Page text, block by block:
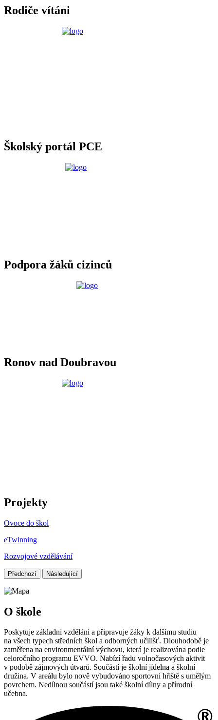
Rodiče vítáni
Školský portál PCE
Podpora žáků cizinců
Ronov nad Doubravou
Projekty
Ovoce do škol
eTwinning
Rozvojové vzdělávání
Předchozí Následující
O škole
Poskytuje základní vzdělání a připravuje žáky k dalšímu studiu
na všech typech středních škol a odborných učilišť. Dlouhodobě je
zaměřena na environmentální výchovu, která je realizována podle
celoročního programu EVVO. Nabízí řadu volnočasových aktivit
v podobě zájmových útvarů. Součástí je školní jídelna a školní
družina. V areálu bylo nově vybudováno sportovní hřiště s umělým
povrchem. Nedílnou součástí jsou také školní dílny a přírodní
učebna.